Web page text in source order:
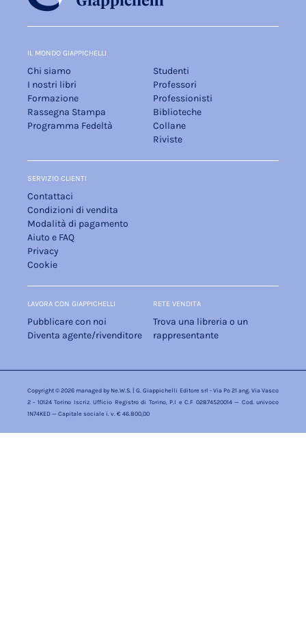
IL MONDO GIAPPICHELLI
Chi siamo
I nostri libri
Formazione
Rassegna Stampa
Programma Fedeltà
Studenti
Professori
Professionisti
Biblioteche
Collane
Riviste
SERVIZIO CLIENTI
Contattaci
Condizioni di vendita
Modalità di pagamento
Aiuto e FAQ
Privacy
Cookie
LAVORA CON GIAPPICHELLI
Pubblicare con noi
Diventa agente/rivenditore
RETE VENDITA
Trova una libreria o un
rappresentante
Copyright © 2026 managed by Ne.W.S. | G. Giappichelli Editore srl - Via Po 21 ang. Via Vasco
2 - 10124 Torino Iscriz. Ufficio Registro di Torino, P.I e C.F 02874520014 — Cod. univoco
1N74KED — Capitale sociale i. v. € 46.800,00